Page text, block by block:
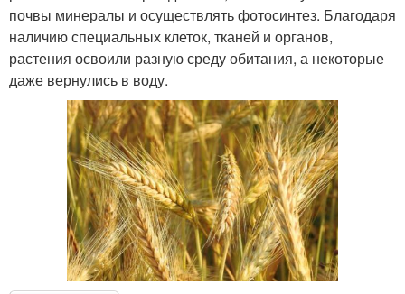
почвы минералы и осуществлять фотосинтез. Благодаря
наличию специальных клеток, тканей и органов,
растения освоили разную среду обитания, а некоторые
даже вернулись в воду.